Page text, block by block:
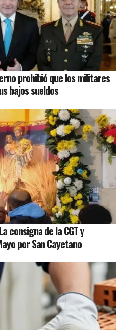
prohibió que los militares
bajos sueldos
consigna de la CGT y
por San Cayetano